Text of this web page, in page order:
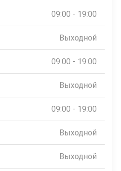
09:00 - 19:00
Выходной
09:00 - 19:00
Выходной
09:00 - 19:00
Выходной
Выходной